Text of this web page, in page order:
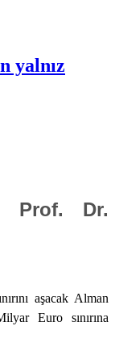
yalnız
Prof. Dr.
aşacak Alman
Euro sınırına